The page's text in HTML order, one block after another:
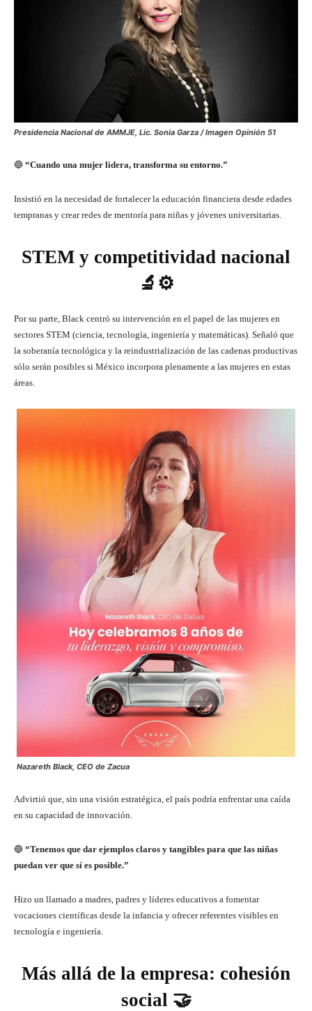
Presidencia Nacional de AMMJE, Lic. Sonia Garza / Imagen Opinión 51
🔵 “Cuando una mujer lidera, transforma su entorno.”
Insistió en la necesidad de fortalecer la educación financiera desde edades
tempranas y crear redes de mentoría para niñas y jóvenes universitarias.
STEM y competitividad nacional
🔬⚙️
Por su parte, Black centró su intervención en el papel de las mujeres en
sectores STEM (ciencia, tecnología, ingeniería y matemáticas). Señaló que
la soberanía tecnológica y la reindustrialización de las cadenas productivas
sólo serán posibles si México incorpora plenamente a las mujeres en estas
áreas.
Nazareth Black, CEO de Zacua
Advirtió que, sin una visión estratégica, el país podría enfrentar una caída
en su capacidad de innovación.
🔵 “Tenemos que dar ejemplos claros y tangibles para que las niñas
puedan ver que sí es posible.”
Hizo un llamado a madres, padres y líderes educativos a fomentar
vocaciones científicas desde la infancia y ofrecer referentes visibles en
tecnología e ingeniería.
Más allá de la empresa: cohesión
social 🤝